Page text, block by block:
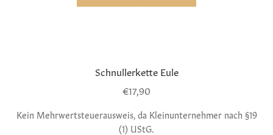
Schnullerkette Eule
€17,90
Kein Mehrwertsteuerausweis, da Kleinunternehmer nach §19
(1) UStG.